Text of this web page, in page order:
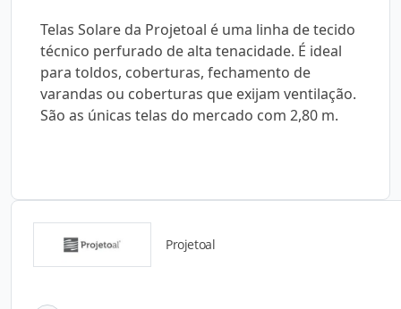
Telas Solare da Projetoal é uma linha de tecido
técnico perfurado de alta tenacidade. É ideal
para toldos, coberturas, fechamento de
varandas ou coberturas que exijam ventilação.
São as únicas telas do mercado com 2,80 m.
Projetoal
Detalhes do produto